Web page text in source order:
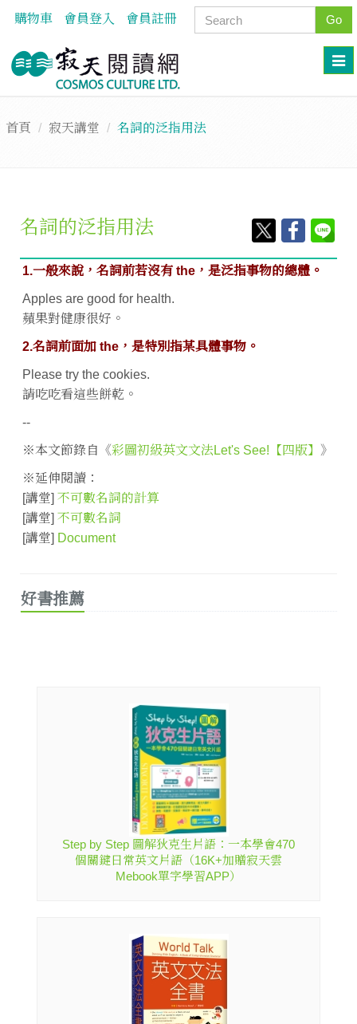
Go
購物車 會員登入 會員註冊
首頁 寂天講堂 名詞的泛指用法
名詞的泛指用法
1.一般來說，名詞前若沒有 the，是泛指事物的總體。
Apples are good for health.
蘋果對健康很好。
2.名詞前面加 the，是特別指某具體事物。
Please try the cookies.
請吃吃看這些餅乾。
--
※本文節錄自《彩圖初級英文文法Let's See!【四版】 》
※延伸閱讀：
[講堂] 不可數名詞的計算
[講堂] 不可數名詞
[講堂] Document
好書推薦
Step by Step 圖解狄克生片語：一本學會470
個關鍵日常英文片語（16K+加贈寂天雲
Mebook單字學習APP）